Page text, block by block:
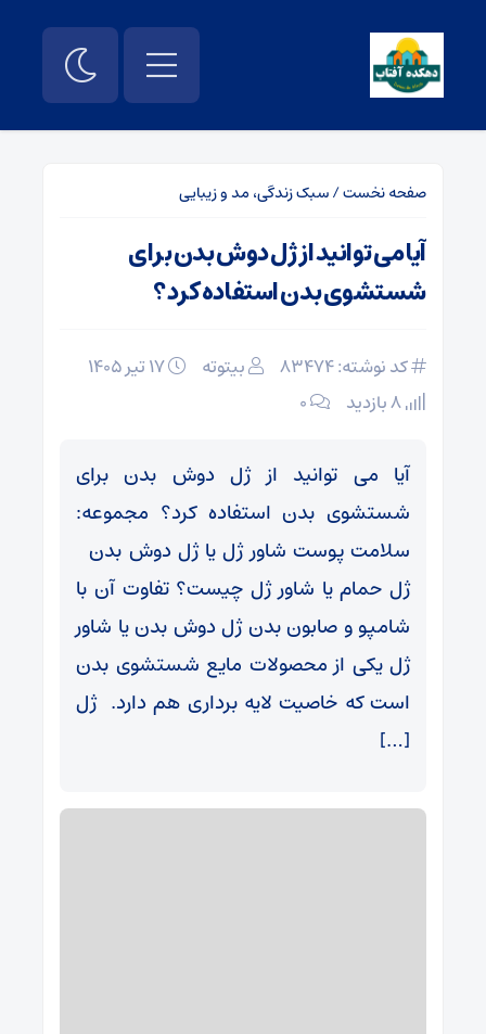
صفحه نخست/سبک زندگی، مد و زیبایی
آیا می توانید از ژل دوش بدن برای
شستشوی بدن استفاده کرد؟
کد نوشته: 83474 بیتوته
۰
آیا می توانید از ژل دوش بدن برای
شستشوی بدن استفاده کرد؟ مجموعه:
سلامت پوست شاور ژل یا ژل دوش بدن
ژل حمام یا شاور ژل چیست؟ تفاوت آن با
شامپو و صابون بدن ژل دوش بدن یا شاور
ژل یکی از محصولات مایع شستشوی بدن
است که خاصیت لایه برداری هم دارد. ژل
[…]